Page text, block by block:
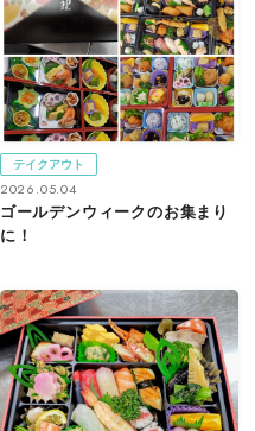
テイクアウト
2026.05.04
ゴールデンウィークのお集まり
に！